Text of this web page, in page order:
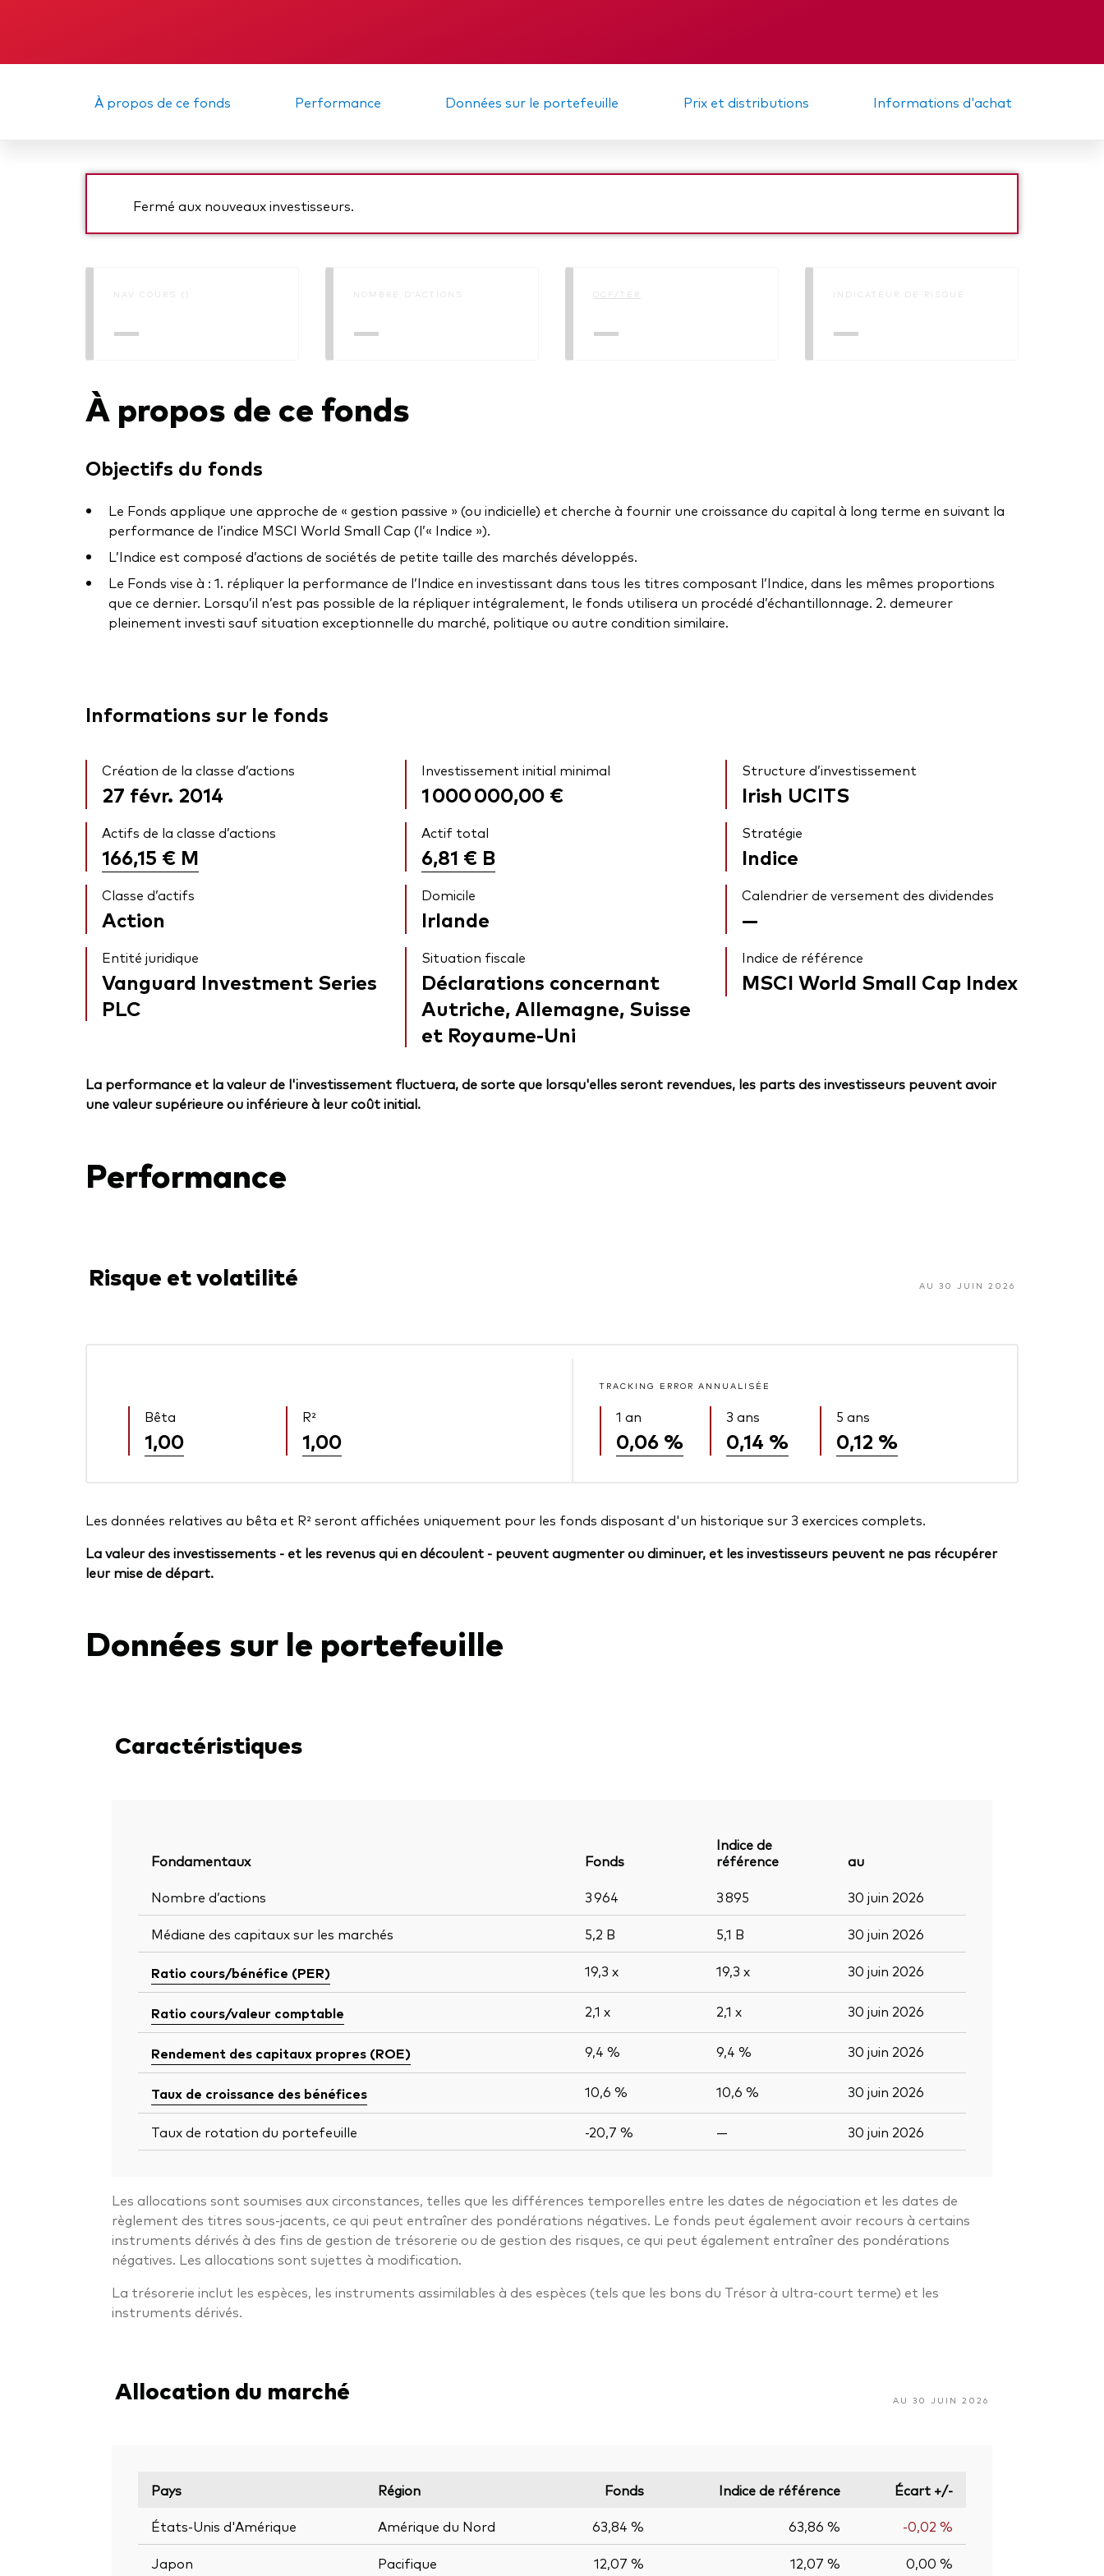
À propos de ce fonds Performance Données sur le portefeuille Prix et distributions Informations d'achat
Fermé aux nouveaux investisseurs.
NAV COURS ()
—
NOMBRE D’ACTIONS
—
OCF/TER
—
INDICATEUR DE RISQUE
—
À propos de ce fonds
Objectifs du fonds
Le Fonds applique une approche de « gestion passive » (ou indicielle) et cherche à fournir une croissance du capital à long terme en suivant la
performance de l’indice MSCI World Small Cap (l’« Indice »).
L’Indice est composé d’actions de sociétés de petite taille des marchés développés.
Le Fonds vise à : 1. répliquer la performance de l’Indice en investissant dans tous les titres composant l’Indice, dans les mêmes proportions
que ce dernier. Lorsqu’il n’est pas possible de la répliquer intégralement, le fonds utilisera un procédé d’échantillonnage. 2. demeurer
pleinement investi sauf situation exceptionnelle du marché, politique ou autre condition similaire.
Informations sur le fonds
Création de la classe d’actions
27 févr. 2014
Investissement initial minimal
1 000 000,00 €
Structure d’investissement
Irish UCITS
Actifs de la classe d’actions
166,15 € M
Actif total
6,81 € B
Stratégie
Indice
Classe d’actifs
Action
Domicile
Irlande
Calendrier de versement des dividendes
—
Entité juridique
Vanguard Investment Series
PLC
Situation fiscale
Déclarations concernant
Autriche, Allemagne, Suisse
et Royaume-Uni
Indice de référence
MSCI World Small Cap Index
La performance et la valeur de l'investissement fluctuera, de sorte que lorsqu'elles seront revendues, les parts des investisseurs peuvent avoir
une valeur supérieure ou inférieure à leur coût initial.
Performance
Risque et volatilité AU 30 JUIN 2026
Bêta
1,00
R²
1,00
TRACKING ERROR ANNUALISÉE
1 an
0,06 %
3 ans
0,14 %
5 ans
0,12 %
Les données relatives au bêta et R² seront affichées uniquement pour les fonds disposant d'un historique sur 3 exercices complets.
La valeur des investissements - et les revenus qui en découlent - peuvent augmenter ou diminuer, et les investisseurs peuvent ne pas récupérer
leur mise de départ.
Données sur le portefeuille
Caractéristiques
Fondamentaux Fonds
Indice de
référence
au
Nombre d’actions
3 964 3 895 30 juin 2026
Médiane des capitaux sur les marchés 5,2 B 5,1 B 30 juin 2026
Ratio cours/bénéfice (PER) 19,3 x 19,3 x 30 juin 2026
Ratio cours/valeur comptable 2,1 x 2,1 x 30 juin 2026
Rendement des capitaux propres (ROE) 9,4 % 9,4 % 30 juin 2026
Taux de croissance des bénéfices 10,6 % 10,6 % 30 juin 2026
Taux de rotation du portefeuille -20,7 % — 30 juin 2026
Les allocations sont soumises aux circonstances, telles que les différences temporelles entre les dates de négociation et les dates de
règlement des titres sous-jacents, ce qui peut entraîner des pondérations négatives. Le fonds peut également avoir recours à certains
instruments dérivés à des fins de gestion de trésorerie ou de gestion des risques, ce qui peut également entraîner des pondérations
négatives. Les allocations sont sujettes à modification.
La trésorerie inclut les espèces, les instruments assimilables à des espèces (tels que les bons du Trésor à ultra-court terme) et les
instruments dérivés.
Allocation du marché AU 30 JUIN 2026
Pays Région Fonds Indice de référence
Écart +/-
États-Unis d'Amérique
Amérique du Nord 63,84 % 63,86 % -0,02 %
Japon Pacifique 12,07 % 12,07 % 0,00 %